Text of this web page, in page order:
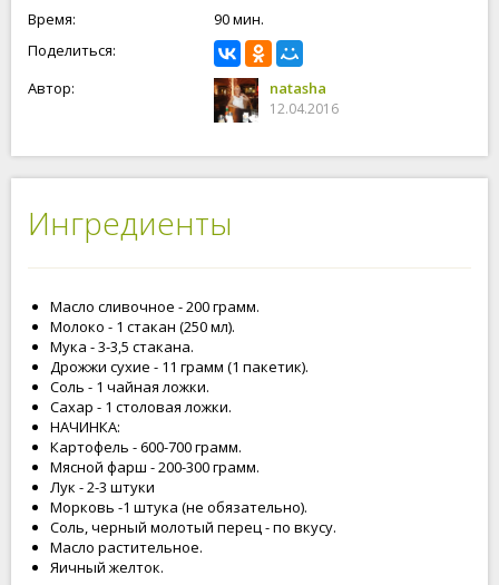
Время:
90 мин.
Поделиться:
Автор:
natasha
12.04.2016
Ингредиенты
Масло сливочное - 200 грамм.
Молоко - 1 стакан (250 мл).
Мука - 3-3,5 стакана.
Дрожжи сухие - 11 грамм (1 пакетик).
Соль - 1 чайная ложки.
Сахар - 1 столовая ложки.
НАЧИНКА:
Картофель - 600-700 грамм.
Мясной фарш - 200-300 грамм.
Лук - 2-3 штуки
Морковь -1 штука (не обязательно).
Соль, черный молотый перец - по вкусу.
Масло растительное.
Яичный желток.